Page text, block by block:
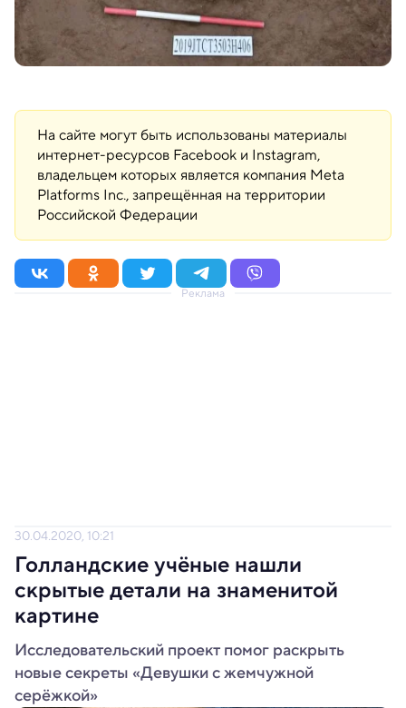
На сайте могут быть использованы материалы
интернет-ресурсов Facebook и Instagram,
владельцем которых является компания Meta
Platforms Inc., запрещённая на территории
Российской Федерации
Реклама
30.04.2020, 10:21
Голландские учёные нашли
скрытые детали на знаменитой
картине
Исследовательский проект помог раскрыть
новые секреты «Девушки с жемчужной
серёжкой»